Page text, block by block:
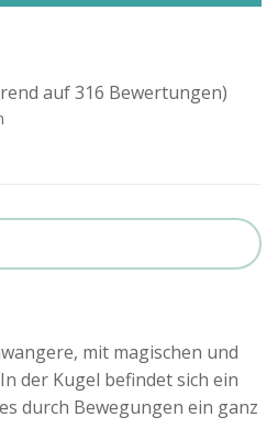
auf 316 Bewertungen)
mit magischen und
der Kugel befindet sich ein
durch Bewegungen ein ganz